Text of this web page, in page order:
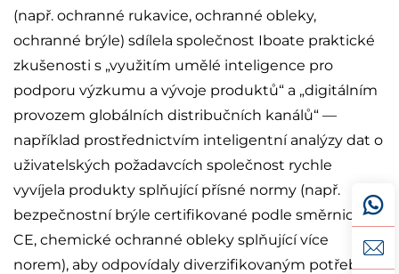
(např. ochranné rukavice, ochranné obleky,
ochranné brýle) sdílela společnost Iboate praktické
zkušenosti s „využitím umělé inteligence pro
podporu výzkumu a vývoje produktů“ a „digitálním
provozem globálních distribučních kanálů“ —
například prostřednictvím inteligentní analýzy dat o
uživatelských požadavcích společnost rychle
vyvíjela produkty splňující přísné normy (např.
bezpečnostní brýle certifikované podle směrnice
CE, chemické ochranné obleky splňující více
norem), aby odpovídaly diverzifikovaným potřebám